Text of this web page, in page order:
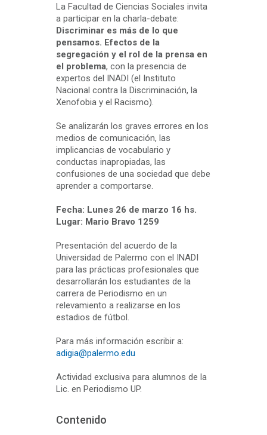
La Facultad de Ciencias Sociales invita
a participar en la charla-debate:
Discriminar es más de lo que
pensamos. Efectos de la
segregación y el rol de la prensa en
el problema, con la presencia de
expertos del INADI (el Instituto
Nacional contra la Discriminación, la
Xenofobia y el Racismo).
Se analizarán los graves errores en los
medios de comunicación, las
implicancias de vocabulario y
conductas inapropiadas, las
confusiones de una sociedad que debe
aprender a comportarse.
Fecha: Lunes 26 de marzo 16 hs.
Lugar: Mario Bravo 1259
Presentación del acuerdo de la
Universidad de Palermo con el INADI
para las prácticas profesionales que
desarrollarán los estudiantes de la
carrera de Periodismo en un
relevamiento a realizarse en los
estadios de fútbol.
Para más información escribir a:
adigia@palermo.edu
Actividad exclusiva para alumnos de la
Lic. en Periodismo UP.
Contenido